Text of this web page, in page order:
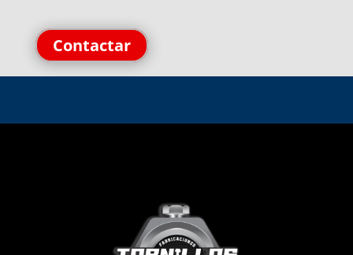
Contactar